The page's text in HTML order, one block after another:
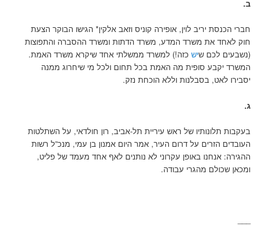
יריב לוין, אופירה קוניס וזאב אלקין* הגישו הבוקר הצעת
את משרד המדע, משרד הדתות ומשרד ההסברה והתפוצות
לכם שישכזה!) למשרד ממשלתי אחד שיקרא משרד האמת.
סופית מה האמת בכל תחום ולכל מי שיחרוג ממנה
לאט, בסבלנות וללא הוכחת נזק.
תלונותיו של ראש עיריית תל-אביב, רון חולדאי, על השתלטות
הזרים על דרום העיר, אמר היום אמנון בן עמי, מנכ”ל רשות
אנחנו באופן עקרוני לא נותנים לאף אחד מעמד של פליט,
מהגרי עבודה.